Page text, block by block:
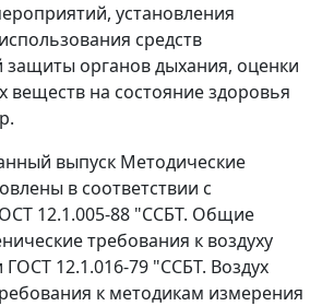
установления
средств
защиты органов дыхания, оценки
веществ на состояние здоровья
выпуск Методические
в соответствии с
12.1.005-88 "ССБТ. Общие
требования к воздуху
12.1.016-79 "ССБТ. Воздух
к методикам измерения